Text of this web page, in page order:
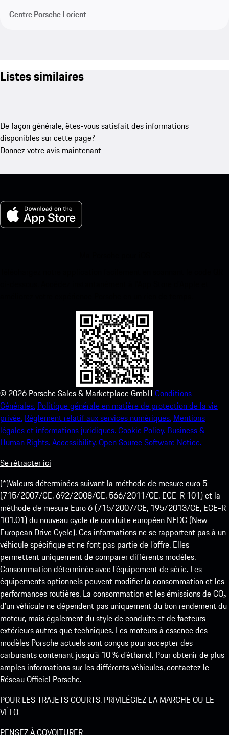
Centre Porsche Lorient
Listes similaires
De façon générale, êtes-vous satisfait des informations
disponibles sur cette page?
Donnez votre avis maintenant
© 2026 Porsche Sales & Marketplace GmbH Conditions
Générales. Politique générale en matière de protection de la vie
privée. Règlement relatif aux services numériques. Mentions
légales et informations juridiques.Cookie Policy. Business &
Human Rights.Accessibility.Open Source Software Notice.
Se rétracter ici
(*)Valeurs déterminées suivant la méthode de mesure euro 5
(715/2007/CE, 692/2008/CE, 566/2011/CE, ECE-R 101) et la
méthode de mesure Euro 6 (715/2007/CE, 195/2013/CE, ECE-R
101.01) du nouveau cycle de conduite européen NEDC (New
European Drive Cycle). Ces informations ne se rapportent pas à un
véhicule spécifique et ne font pas partie de l’offre. Elles
permettent uniquement de comparer différents modèles.
Consommation déterminée avec l’équipement de série. Les
équipements optionnels peuvent modifier la consommation et les
performances routières. La consommation et les émissions de CO₂
d’un véhicule ne dépendent pas uniquement du bon rendement du
moteur, mais également du style de conduite et de facteurs
extérieurs autres que techniques. Les moteurs à essence des
modèles Porsche actuels sont conçus pour accepter des
carburants contenant jusqu’à 10 % d’éthanol. Pour obtenir de plus
amples informations sur les différents véhicules, contactez le
Réseau Officiel Porsche.
POUR LES TRAJETS COURTS, PRIVILÉGIEZ LA MARCHE OU LE
VÉLO
PENSEZ À COVOITURER